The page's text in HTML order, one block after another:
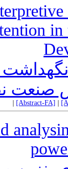
صنعت
[Abstract-FA]